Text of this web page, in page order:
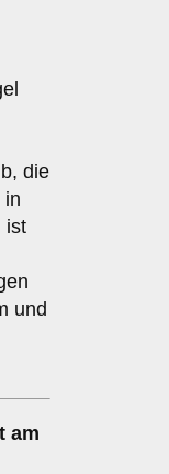
die
in
ist
und
am